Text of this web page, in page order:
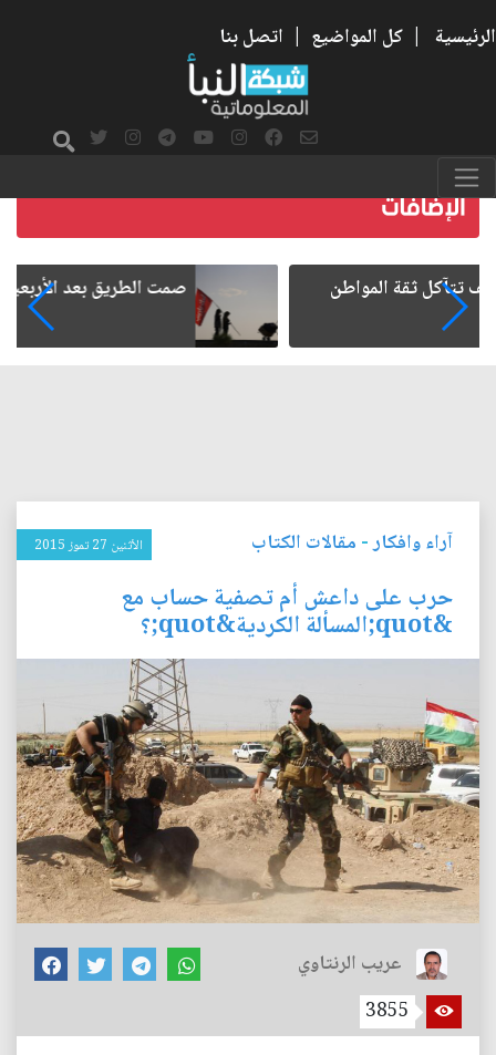
الرئيسية | كل المواضيع | اتصل بنا
صمت الطريق بعد الأربعين
آراء وافكار- مقالات الكتاب الأثنين 27 تموز 2015
حرب على داعش أم تصفية حساب مع
&quot;المسألة الكردية&quot;؟
عريب الرنتاوي
3855